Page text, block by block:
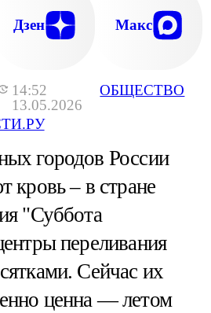
14:52
13.05.2026
ОБЩЕСТВО
Дзен Макс
городов России
кровь – в стране
"Суббота
переливания
Сейчас их
ценна — летом